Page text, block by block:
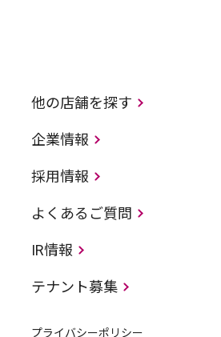
他の店舗を探す
企業情報
採用情報
よくあるご質問
IR情報
テナント募集
プライバシーポリシー